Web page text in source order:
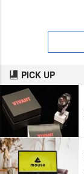
PICK UP